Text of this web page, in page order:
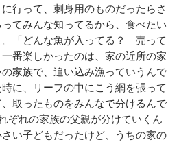
行って、刺身用のものだったらさ
てみんな知ってるから、食べたい
。「どんな魚が入ってる？ 売って
番楽しかったのは、家の近所の家
家族で、追い込み漁っていうんで
に、リーフの中にこう網を張って
取ったものをみんなで分けるんで
ぞれの家族の父親が分けていくん
い子どもだったけど、うちの家の